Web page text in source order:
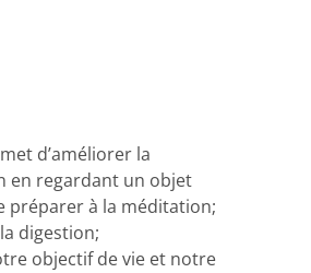
d’améliorer la
en regardant un objet
préparer à la méditation;
digestion;
objectif de vie et notre